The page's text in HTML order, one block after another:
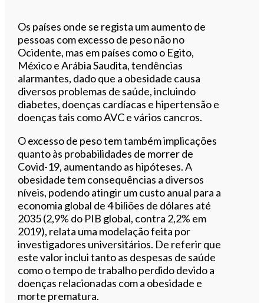
Os países onde se regista um aumento de
pessoas com excesso de peso não no
Ocidente, mas em países como o Egito,
México e Arábia Saudita, tendências
alarmantes, dado que a obesidade causa
diversos problemas de saúde, incluindo
diabetes, doenças cardíacas e hipertensão e
doenças tais como AVC e vários cancros.
O excesso de peso tem também implicações
quanto às probabilidades de morrer de
Covid-19, aumentando as hipóteses. A
obesidade tem consequências a diversos
níveis, podendo atingir umcusto anual para a
economia global de 4 biliões de dólares até
2035 (2,9% do PIB global, contra 2,2% em
2019), relata uma modelação feita por
investigadores universitários. De referir que
este valor inclui tanto as despesas de saúde
como o tempo de trabalho perdido devido a
doenças relacionadas com a obesidade e
morte prematura.